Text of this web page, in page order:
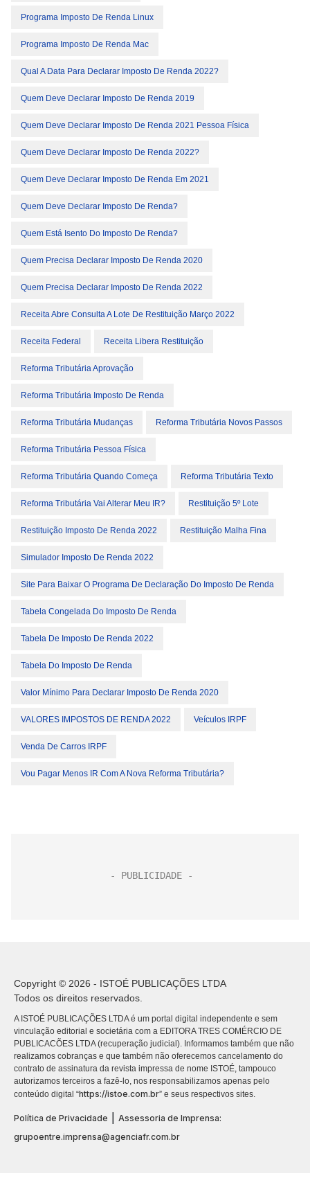
Programa Imposto De Renda Linux
Programa Imposto De Renda Mac
Qual A Data Para Declarar Imposto De Renda 2022?
Quem Deve Declarar Imposto De Renda 2019
Quem Deve Declarar Imposto De Renda 2021 Pessoa Física
Quem Deve Declarar Imposto De Renda 2022?
Quem Deve Declarar Imposto De Renda Em 2021
Quem Deve Declarar Imposto De Renda?
Quem Está Isento Do Imposto De Renda?
Quem Precisa Declarar Imposto De Renda 2020
Quem Precisa Declarar Imposto De Renda 2022
Receita Abre Consulta A Lote De Restituição Março 2022
Receita Federal Receita Libera Restituição
Reforma Tributária Aprovação
Reforma Tributária Imposto De Renda
Reforma Tributária Mudanças Reforma Tributária Novos Passos
Reforma Tributária Pessoa Física
Reforma Tributária Quando Começa Reforma Tributária Texto
Reforma Tributária Vai Alterar Meu IR? Restituição 5º Lote
Restituição Imposto De Renda 2022 Restituição Malha Fina
Simulador Imposto De Renda 2022
Site Para Baixar O Programa De Declaração Do Imposto De Renda
Tabela Congelada Do Imposto De Renda
Tabela De Imposto De Renda 2022
Tabela Do Imposto De Renda
Valor Mínimo Para Declarar Imposto De Renda 2020
VALORES IMPOSTOS DE RENDA 2022 Veículos IRPF
Venda De Carros IRPF
Vou Pagar Menos IR Com A Nova Reforma Tributária?
Copyright © 2026 - ISTOÉ PUBLICAÇÕES LTDA
Todos os direitos reservados.
A ISTOÉ PUBLICAÇÕES LTDA é um portal digital independente e sem
vinculação editorial e societária com a EDITORA TRES COMÉRCIO DE
PUBLICACÕES LTDA (recuperação judicial). Informamos também que não
realizamos cobranças e que também não oferecemos cancelamento do
contrato de assinatura da revista impressa de nome ISTOÉ, tampouco
autorizamos terceiros a fazê-lo, nos responsabilizamos apenas pelo
conteúdo digital “https://istoe.com.br” e seus respectivos sites.
Política de Privacidade
Assessoria de Imprensa:
grupoentre.imprensa@agenciafr.com.br